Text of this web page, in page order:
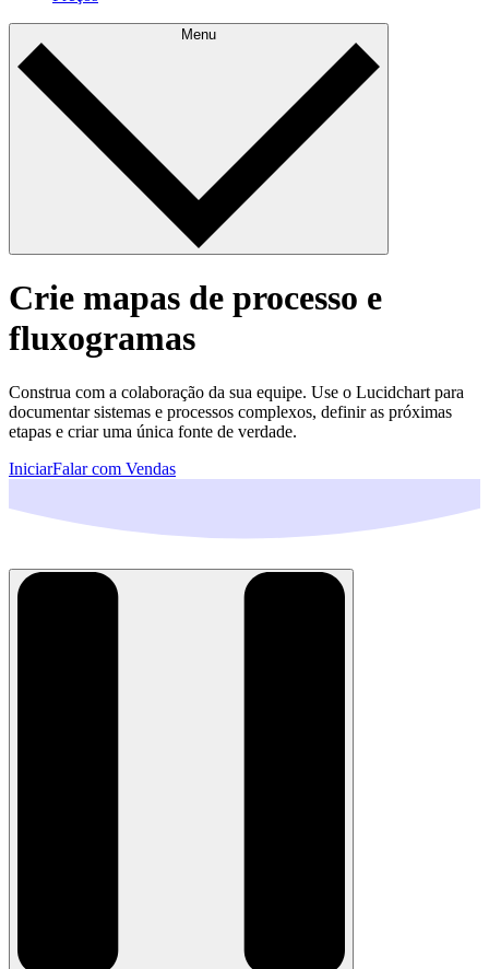
Menu
Crie mapas de processo e
fluxogramas
Construa com a colaboração da sua equipe. Use o Lucidchart para
documentar sistemas e processos complexos, definir as próximas
etapas e criar uma única fonte de verdade.
IniciarFalar com Vendas